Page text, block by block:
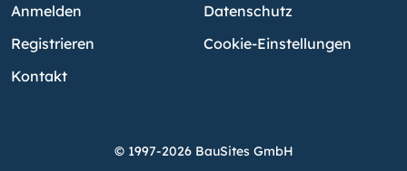
Anmelden
Registrieren
Kontakt
Datenschutz
Cookie-Einstellungen
© 1997-2026 BauSites GmbH